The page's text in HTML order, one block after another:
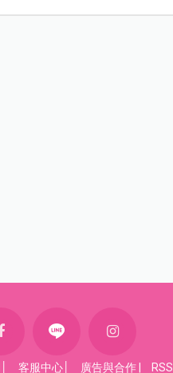
客服中心 廣告與合作 RSS